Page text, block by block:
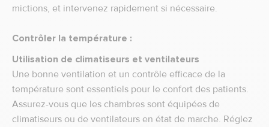
mictions, et intervenez rapidement si nécessaire.
Contrôler la température :
Utilisation de climatiseurs et ventilateurs
Une bonne ventilation et un contrôle efficace de la
température sont essentiels pour le confort des patients.
Assurez-vous que les chambres sont équipées de
climatiseurs ou de ventilateurs en état de marche. Réglez